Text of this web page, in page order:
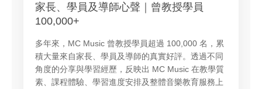
家長、學員及導師心聲｜曾教授學員
100,000+
多年來，MC Music 曾教授學員超過 100,000 名，累
積大量來自家長、學員及導師的真實好評。透過不同
角度的分享與學習經歷，反映出 MC Music 在教學質
素、課程體驗、學習進度安排及整體音樂教育服務上